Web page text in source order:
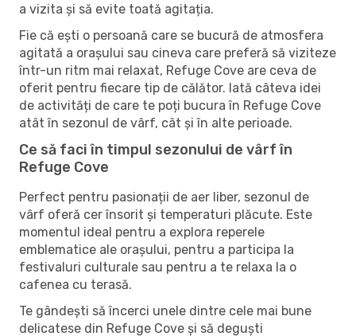
a vizita și să evite toată agitația.
Fie că ești o persoană care se bucură de atmosfera
agitată a orașului sau cineva care preferă să viziteze
într-un ritm mai relaxat, Refuge Cove are ceva de
oferit pentru fiecare tip de călător. Iată câteva idei
de activități de care te poți bucura în Refuge Cove
atât în ​​sezonul de vârf, cât și în alte perioade.
Ce să faci în timpul sezonului de vârf în
Refuge Cove
Perfect pentru pasionații de aer liber, sezonul de
vârf oferă cer însorit și temperaturi plăcute. Este
momentul ideal pentru a explora reperele
emblematice ale orașului, pentru a participa la
festivaluri culturale sau pentru a te relaxa la o
cafenea cu terasă.
Te gândești să încerci unele dintre cele mai bune
delicatese din Refuge Cove și să deguști